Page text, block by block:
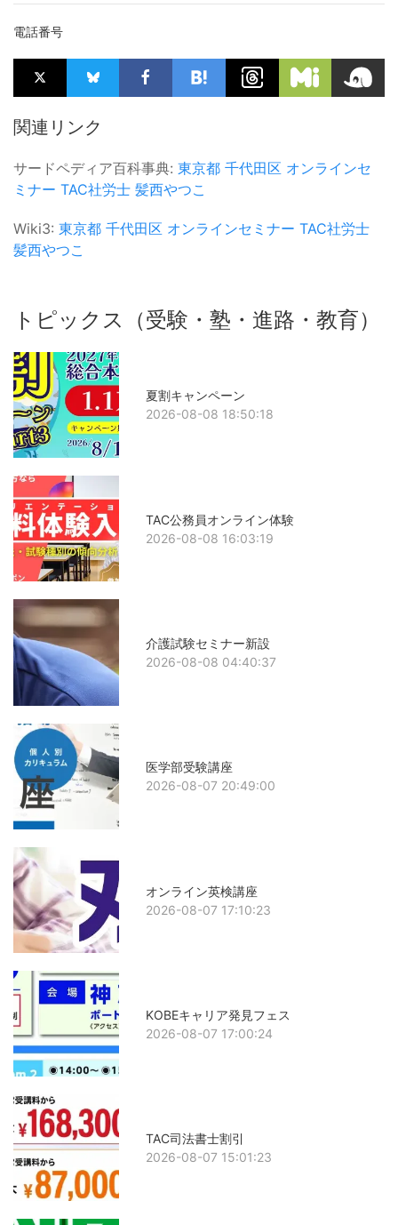
電話番号
関連リンク
サードペディア百科事典: 東京都 千代田区 オンラインセ
ミナー TAC社労士 髪西やつこ
Wiki3: 東京都 千代田区 オンラインセミナー TAC社労士
髪西やつこ
トピックス（受験・塾・進路・教育）
夏割キャンペーン
2026-08-08 18:50:18
TAC公務員オンライン体験
2026-08-08 16:03:19
介護試験セミナー新設
2026-08-08 04:40:37
医学部受験講座
2026-08-07 20:49:00
オンライン英検講座
2026-08-07 17:10:23
KOBEキャリア発見フェス
2026-08-07 17:00:24
TAC司法書士割引
2026-08-07 15:01:23